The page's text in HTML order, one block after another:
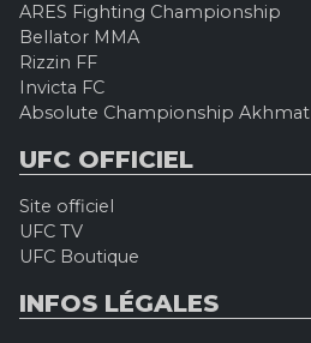
ARES Fighting Championship
Bellator MMA
Rizzin FF
Invicta FC
Absolute Championship Akhmat
UFC OFFICIEL
Site officiel
UFC TV
UFC Boutique
INFOS LÉGALES